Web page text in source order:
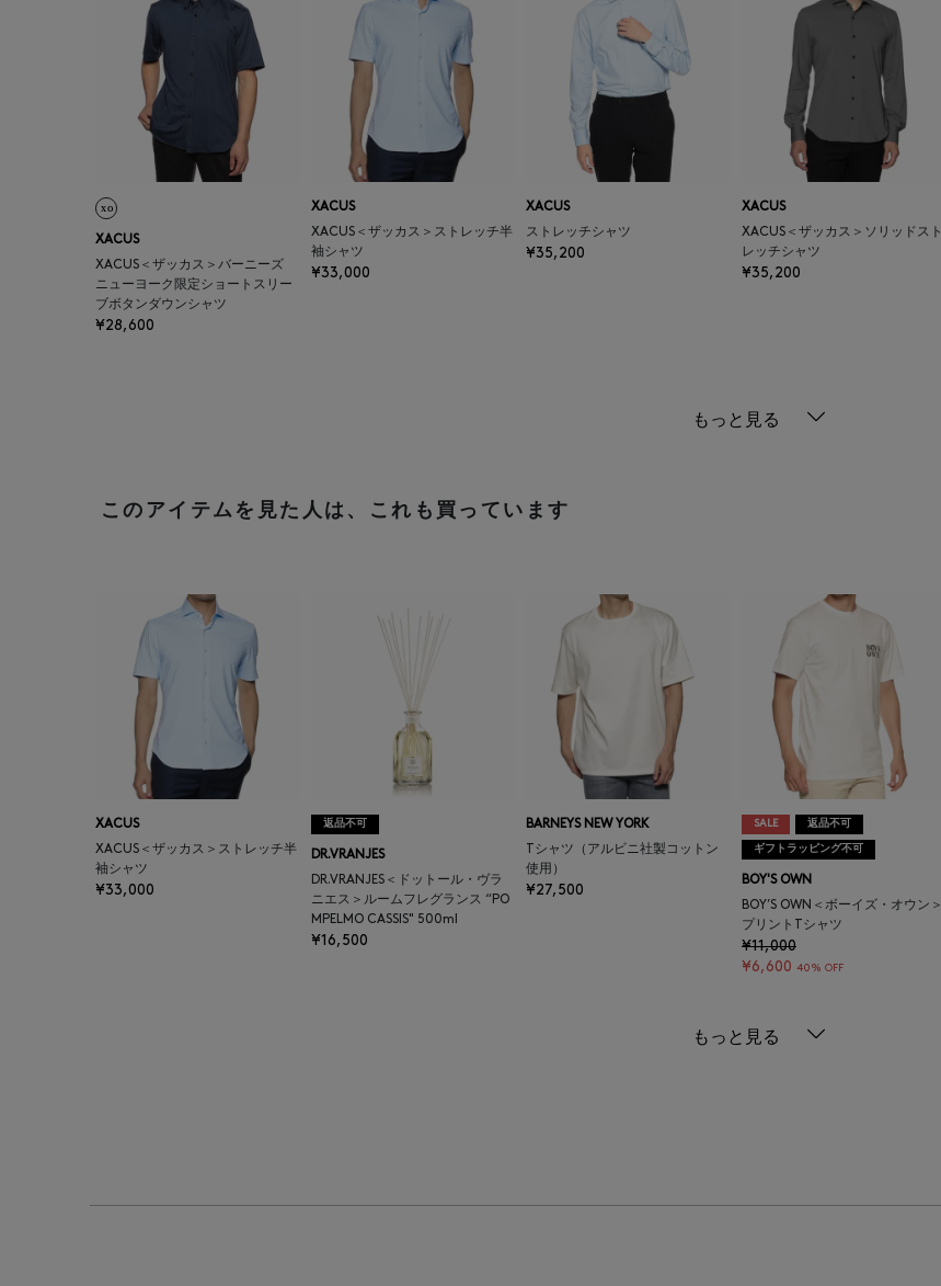
XACUS
XACUS＜ザッカス＞バーニーズ
ニューヨーク限定ショートスリー
ブボタンダウンシャツ
¥28,600
XACUS
XACUS＜ザッカス＞ストレッチ半
袖シャツ
¥33,000
XACUS
ストレッチシャツ
¥35,200
XACUS
XACUS＜ザッカス＞ソリッドスト
レッチシャツ
¥35,200
もっと見る
このアイテムを見た人は、これも買っています
XACUS
XACUS＜ザッカス＞ストレッチ半
袖シャツ
¥33,000
返品不可
DR.VRANJES
DR.VRANJES＜ドットール・ヴラ
ニエス＞ルームフレグランス “PO
MPELMO CASSIS" 500ml
¥16,500
BARNEYS NEW YORK
Tシャツ（アルビニ社製コットン
使用）
¥27,500
SALE 返品不可
ギフトラッピング不可
BOY'S OWN
BOY’S OWN＜ボーイズ・オウン＞
プリントTシャツ
¥11,000
¥6,600 40% OFF
もっと見る